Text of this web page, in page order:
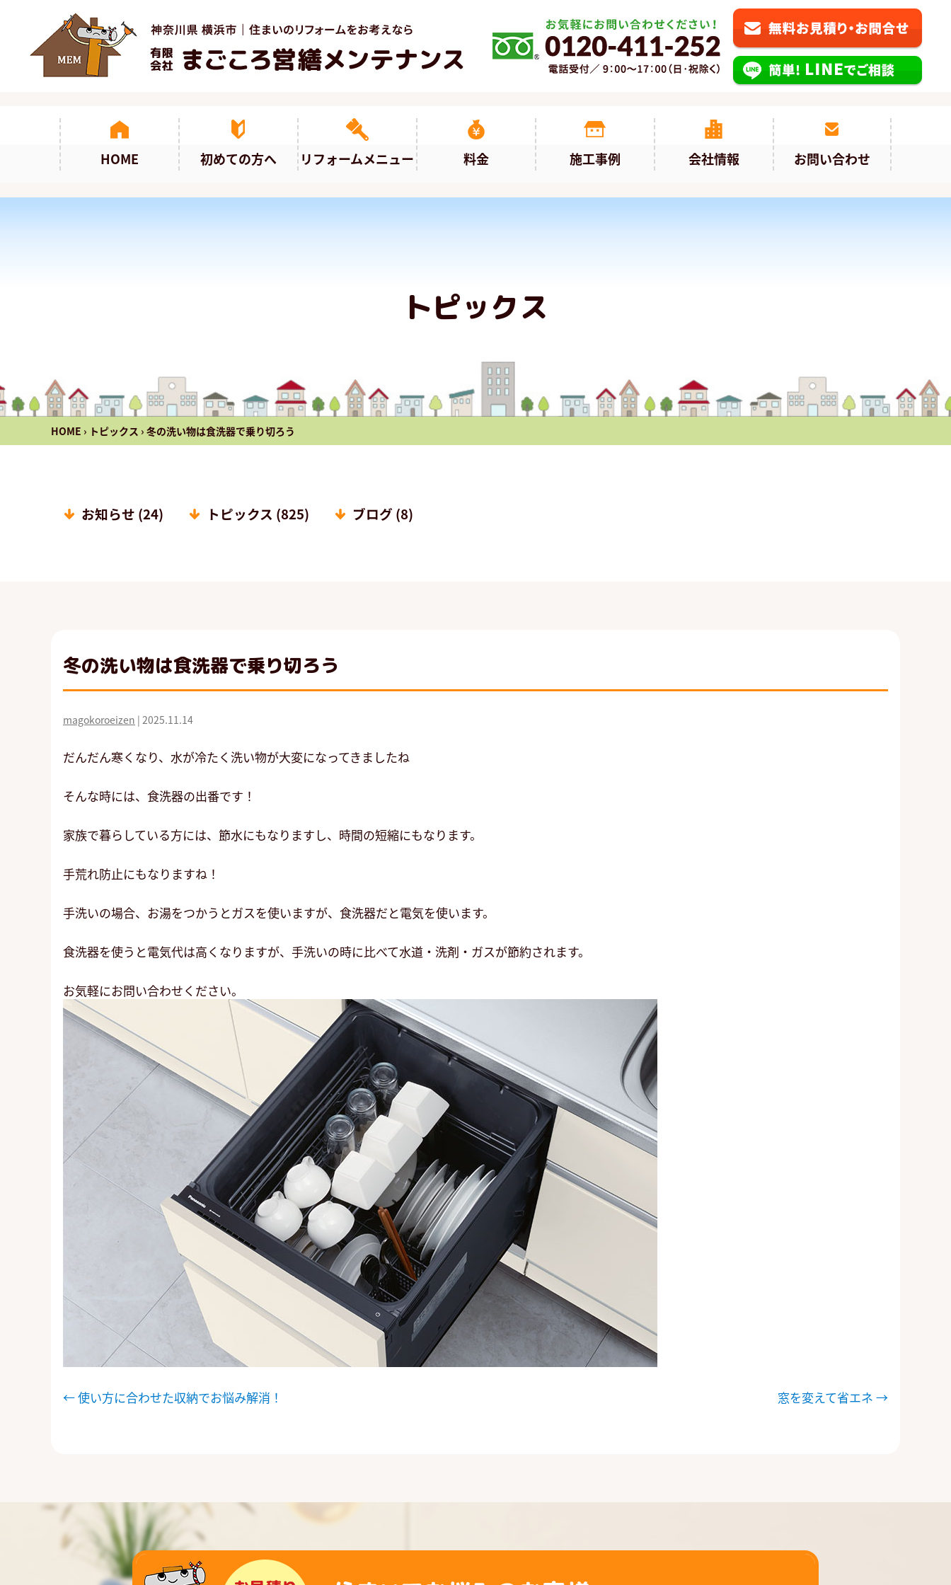
HOME 初めての方へ リフォームメニュー 料金 施工事例 会社情報 お問い合わせ
トピックス
HOME › トピックス › 冬の洗い物は食洗器で乗り切ろう
お知らせ (24) トピックス (825) ブログ (8)
冬の洗い物は食洗器で乗り切ろう
magokoroeizen | 2025.11.14
だんだん寒くなり、水が冷たく洗い物が大変になってきましたね
そんな時には、食洗器の出番です！
家族で暮らしている方には、節水にもなりますし、時間の短縮にもなります。
手荒れ防止にもなりますね！
手洗いの場合、お湯をつかうとガスを使いますが、食洗器だと電気を使います。
食洗器を使うと電気代は高くなりますが、手洗いの時に比べて水道・洗剤・ガスが節約されます。
お気軽にお問い合わせください。
稿
ゲ
ー
←使い方に合わせた収納でお悩み解消！ 窓を変えて省エネ →